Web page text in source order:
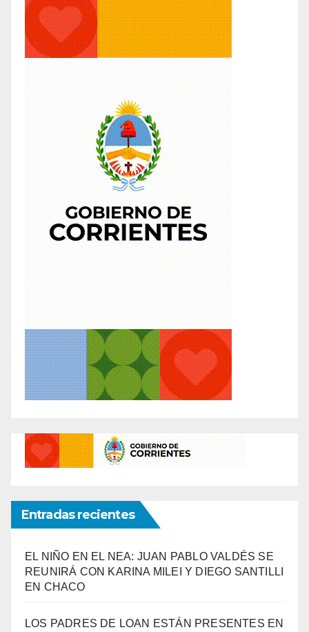
Entradas recientes
EL NIÑO EN EL NEA: JUAN PABLO VALDÉS SE
REUNIRÁ CON KARINA MILEI Y DIEGO SANTILLI
EN CHACO
LOS PADRES DE LOAN ESTÁN PRESENTES EN